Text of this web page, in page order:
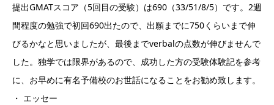
提出GMATスコア（5回目の受験）は690（33/51/8/5）です。2週
間程度の勉強で初回690出たので、出願までに750くらいまで伸
びるかなと思いましたが、最後までverbalの点数が伸びませんで
した。独学では限界があるので、成功した方の受験体験記を参考
に、お早めに有名予備校のお世話になることをお勧め致します。
・ エッセー